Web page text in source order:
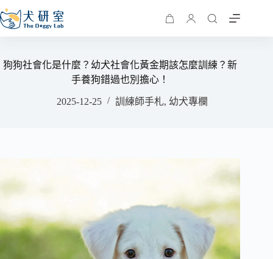
狗狗社會化是什麼？幼犬社會化黃金期該怎麼訓練？新
手養狗錯過也別擔心！
2025-12-25 訓練師手札, 幼犬專欄